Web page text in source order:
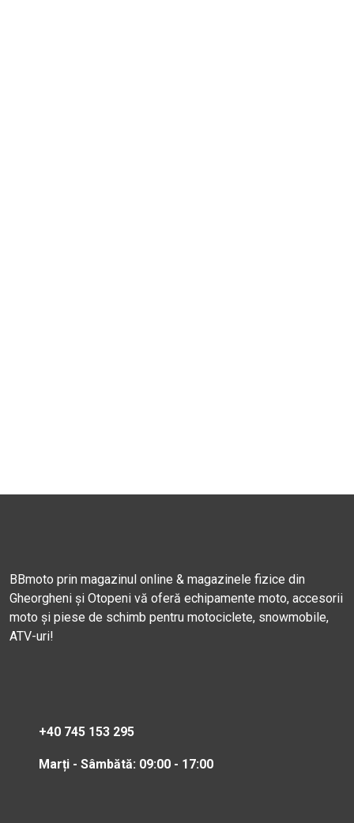
BBmoto prin magazinul online & magazinele fizice din
Gheorgheni și Otopeni vă oferă echipamente moto, accesorii
moto și piese de schimb pentru motociclete, snowmobile,
ATV-uri!
+40 745 153 295
Marți - Sâmbătă: 09:00 - 17:00